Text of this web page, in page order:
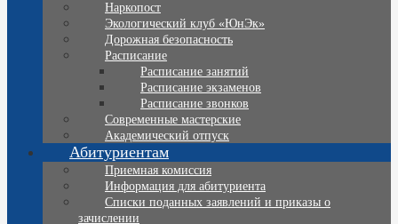
Наркопост
Экологический клуб «ЮнЭк»
Дорожная безопасность
Расписание
Расписание занятий
Расписание экзаменов
Расписание звонков
Современные мастерские
Академический отпуск
Абитуриентам
Приемная комиссия
Информация для абитуриента
Списки поданных заявлений и приказы о
зачислении